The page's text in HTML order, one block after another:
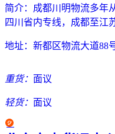
简介： 成都川明物流多年
四川省内专线，成都至江
地址： 新都区物流大道88
重货： 面议
轻货： 面议